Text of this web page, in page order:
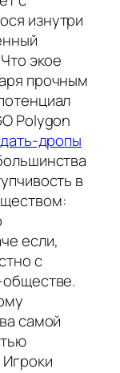
изнутри
экое
прочным
Polygon
дропы
в
если,
с
обществе.
самой